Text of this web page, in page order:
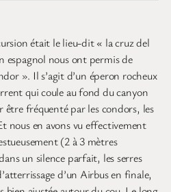
était le lieu-dit « la cruz del
espagnol nous ont permis de
». Il s’agit d’un éperon rocheux
qui coule au fond du canyon
être fréquenté par les condors, les
nous en avons vu effectivement
(2 à 3 mètres
un silence parfait, les serres
d’un Airbus en finale,